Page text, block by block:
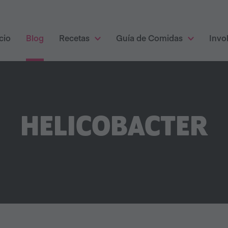
Blog Recetas Guía de Comidas
HELICOBACTER